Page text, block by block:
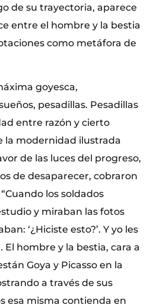
de su trayectoria, aparece
entre el hombre y la bestia
como metáfora de
goyesca,
pesadillas. Pesadillas
entre razón y cierto
la modernidad ilustrada
de las luces del progreso,
de desaparecer, cobraron
los soldados
y miraban las fotos
‘¿Hiciste esto?’. Y yo les
El hombre y la bestia, cara a
Goya y Picasso en la
a través de sus
esa misma contienda en